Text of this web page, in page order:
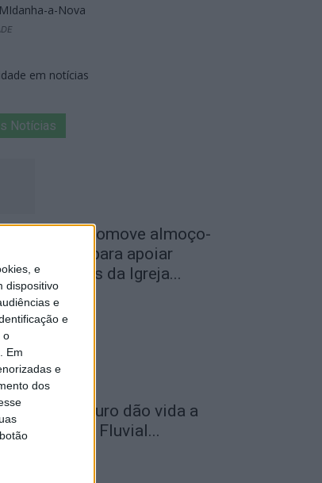
e
dispositivo
e
e
o
Em
e
dos
Notícias
a-Velha promove almoço-
solidário para apoiar
dos altares da Igreja...
2026
sobre o futuro dão vida a
na Praia Fluvial...